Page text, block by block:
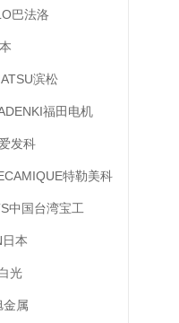
巴法洛
滨松
福田电机
发科
特勒美科
中国台湾宝工
本
光
金属